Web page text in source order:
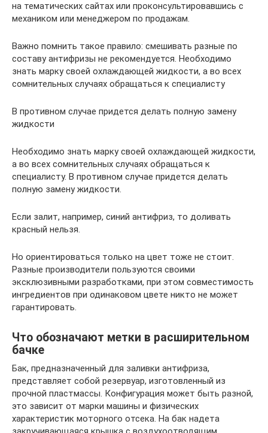
на тематических сайтах или проконсультировавшись с
механиком или менеджером по продажам.
Важно помнить такое правило: смешивать разные по
составу антифризы не рекомендуется. Необходимо
знать марку своей охлаждающей жидкости, а во всех
сомнительных случаях обращаться к специалисту
В противном случае придется делать полную замену
жидкости
Необходимо знать марку своей охлаждающей жидкости,
а во всех сомнительных случаях обращаться к
специалисту. В противном случае придется делать
полную замену жидкости.
Если залит, например, синий антифриз, то доливать
красный нельзя.
Но ориентироваться только на цвет тоже не стоит.
Разные производители пользуются своими
эксклюзивными разработками, при этом совместимость
ингредиентов при одинаковом цвете никто не может
гарантировать.
Что обозначают метки в расширительном
бачке
Бак, предназначенный для заливки антифриза,
представляет собой резервуар, изготовленный из
прочной пластмассы. Конфигурация может быть разной,
это зависит от марки машины и физических
характеристик моторного отсека. На бак надета